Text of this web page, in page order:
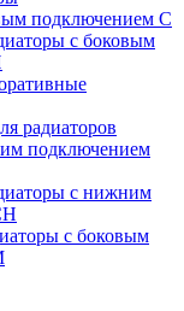
подключением C
c боковым
радиаторов
подключением
c нижним
с боковым